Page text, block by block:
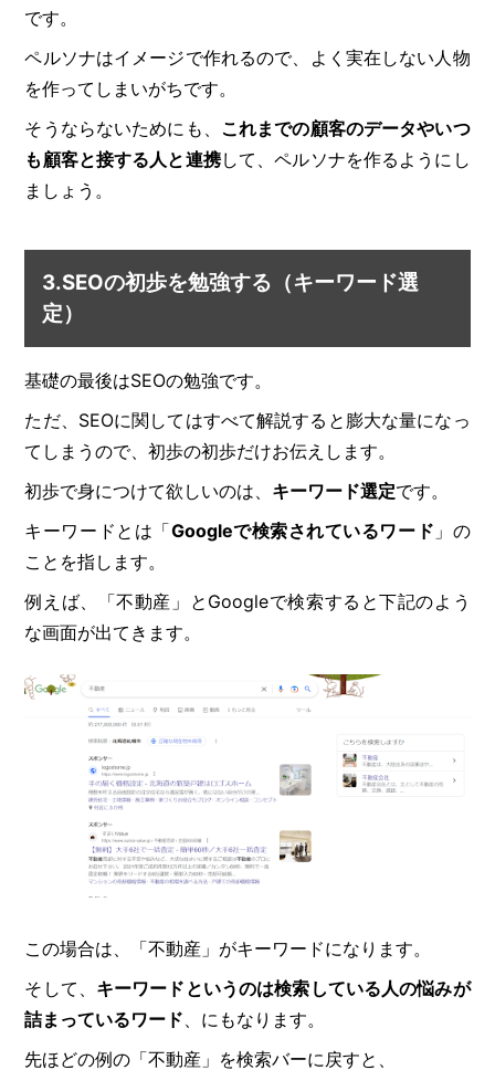
です。
ペルソナはイメージで作れるので、よく実在しない人物
を作ってしまいがちです。
そうならないためにも、 これまでの顧客のデータやいつ
も顧客と接する人と連携して、ペルソナを作るようにし
ましょう。
3.SEOの初歩を勉強する（キーワード選
定）
基礎の最後はSEOの勉強です。
ただ、SEOに関してはすべて解説すると膨大な量になっ
てしまうので、初歩の初歩だけお伝えします。
初歩で身につけて欲しいのは、 キーワード選定です。
キーワードとは「Googleで検索されているワード 」の
ことを指します。
例えば、「不動産」とGoogleで検索すると下記のよう
な画面が出てきます。
この場合は、「不動産」がキーワードになります。
そして、 キーワードというのは検索している人の悩みが
詰まっているワード、にもなります。
先ほどの例の「不動産」を検索バーに戻すと、